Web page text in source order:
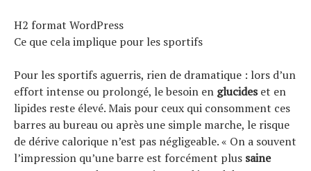
H2 format WordPress
Ce que cela implique pour les sportifs
Pour les sportifs aguerris, rien de dramatique : lors d’un
effort intense ou prolongé, le besoin en glucideset en
lipides reste élevé. Mais pour ceux qui consomment ces
barres au bureau ou après une simple marche, le risque
de dérive calorique n’est pas négligeable. « On a souvent
l’impression qu’une barre est forcément plus saine